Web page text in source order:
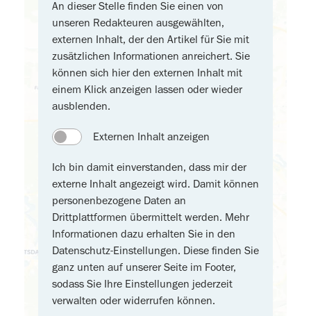
An dieser Stelle finden Sie einen von
unseren Redakteuren ausgewählten,
externen Inhalt, der den Artikel für Sie mit
zusätzlichen Informationen anreichert. Sie
können sich hier den externen Inhalt mit
einem Klick anzeigen lassen oder wieder
ausblenden.
Externen Inhalt anzeigen
Ich bin damit einverstanden, dass mir der
externe Inhalt angezeigt wird. Damit können
personenbezogene Daten an
Drittplattformen übermittelt werden. Mehr
Informationen dazu erhalten Sie in den
Datenschutz-Einstellungen. Diese finden Sie
ganz unten auf unserer Seite im Footer,
sodass Sie Ihre Einstellungen jederzeit
verwalten oder widerrufen können.